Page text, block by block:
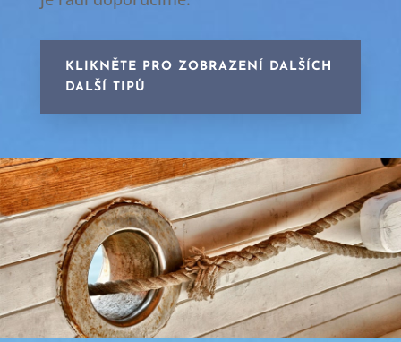
KLIKNĚTE PRO ZOBRAZENÍ DALŠÍCH
DALŠÍ TIPŮ